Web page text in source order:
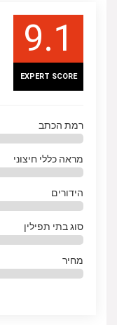
9.1
EXPERT SCORE
רמת הכתב
מראה כללי חיצוני
הידורים
סוג בתי תפילין
מחיר